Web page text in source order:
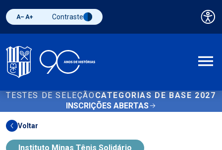
Diminuir fonte
Aumentar fonteAlternar contraste
Contraste
TESTES DE SELEÇÃO CATEGORIAS DE BASE 2027
INSCRIÇÕES ABERTAS
Voltar
Instituto Minas Tênis Solidário